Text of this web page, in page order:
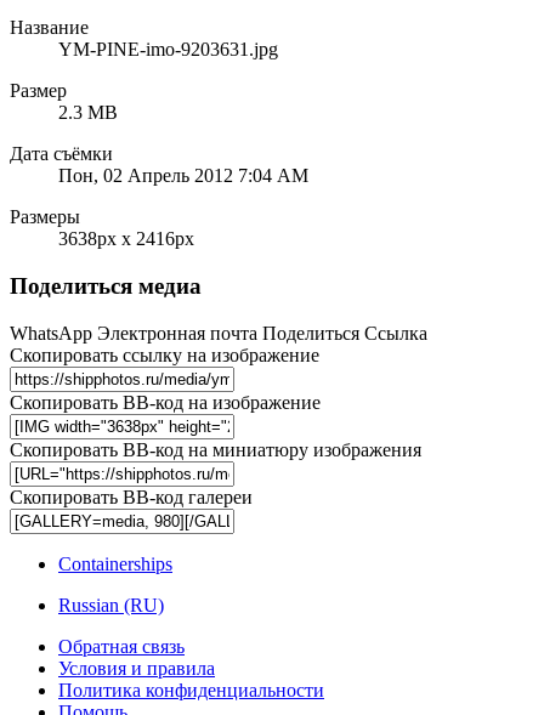
Название
YM-PINE-imo-9203631.jpg
Размер
2.3 MB
Дата съёмки
Пон, 02 Апрель 2012 7:04 AM
Размеры
3638px x 2416px
Поделиться медиа
WhatsApp Электронная почта Поделиться Ссылка
Скопировать ссылку на изображение
Скопировать BB-код на изображение
Скопировать BB-код на миниатюру изображения
Скопировать BB-код галереи
Containerships
Russian (RU)
Обратная связь
Условия и правила
Политика конфиденциальности